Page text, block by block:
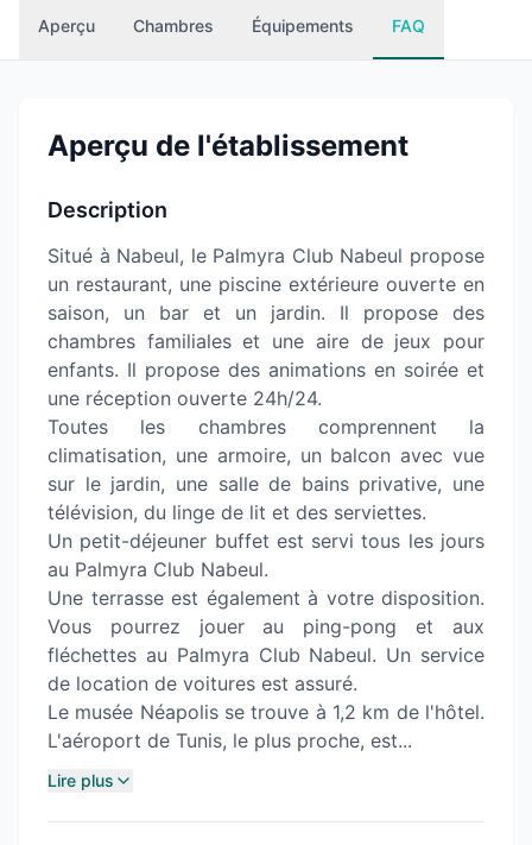
Aperçu Chambres Équipements FAQ
Aperçu de l'établissement
Description
Situé à Nabeul, le Palmyra Club Nabeul propose
un restaurant, une piscine extérieure ouverte en
saison, un bar et un jardin. Il propose des
chambres familiales et une aire de jeux pour
enfants. Il propose des animations en soirée et
une réception ouverte 24h/24.
Toutes les chambres comprennent la
climatisation, une armoire, un balcon avec vue
sur le jardin, une salle de bains privative, une
télévision, du linge de lit et des serviettes.
Un petit-déjeuner buffet est servi tous les jours
au Palmyra Club Nabeul.
Une terrasse est également à votre disposition.
Vous pourrez jouer au ping-pong et aux
fléchettes au Palmyra Club Nabeul. Un service
de location de voitures est assuré.
Le musée Néapolis se trouve à 1,2 km de l'hôtel.
L'aéroport de Tunis, le plus proche, est...
Lire plus